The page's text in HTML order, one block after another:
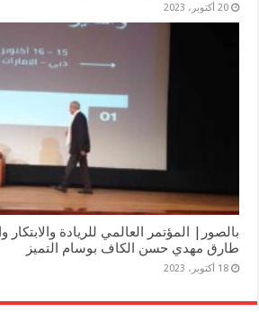
20 أكتوبر، 2023
بالصور| المؤتمر العالمي للريادة والابتكار
طارق مهدي حسن الكاف بوسام التميز
18 أكتوبر، 2023